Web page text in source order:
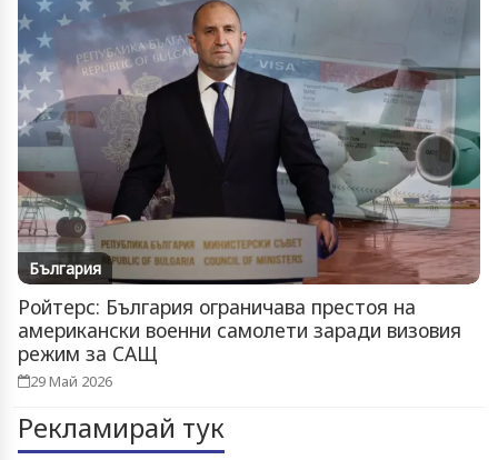
България
Ройтерс: България ограничава престоя на
американски военни самолети заради визовия
режим за САЩ
29 Май 2026
Рекламирай тук